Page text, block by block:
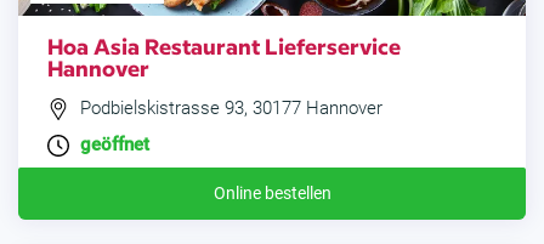
Hoa Asia Restaurant Lieferservice
Hannover
Podbielskistrasse 93, 30177 Hannover
geöffnet
Online bestellen